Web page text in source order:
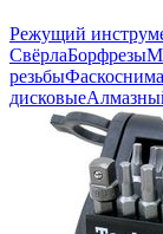
Режущий
СвёрлаБорфрезы
резьбы
дисковые